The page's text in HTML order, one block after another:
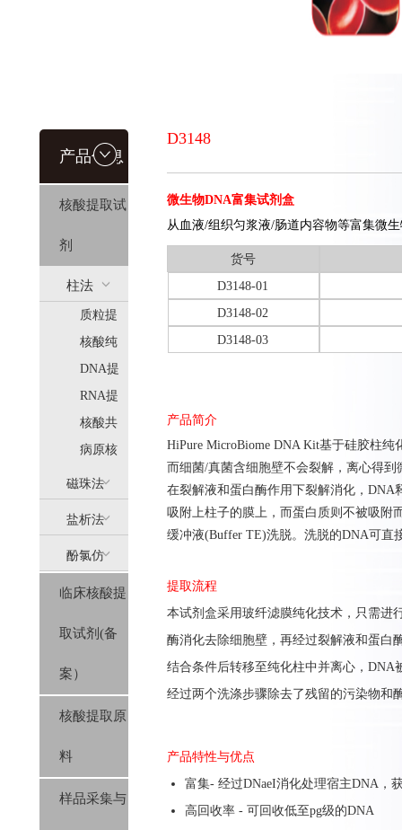
产品信息
核酸提取试
剂
柱法
质粒提
取
核酸纯
化
DNA提
取
RNA提
取
核酸共
提
(AllPure)
病原核
酸提取
磁珠法
(MagPure)
盐析法
(SolPure)
酚氯仿
(Trizol系
列）
临床核酸提
取试剂(备
案）
核酸提取原
料
样品采集与
D3148
微生物DNA富集试剂盒
从血液/组织匀浆液/肠道内容物等富集微
货号
D3148-01
D3148-02
D3148-03
产品简介
HiPure MicroBiome DNA Kit基于硅胶柱
而细菌/真菌含细胞壁不会裂解，离心得
在裂解液和蛋白酶作用下裂解消化，
吸附上柱子的膜上，而蛋白质则不被吸附
缓冲液(Buffer TE)洗脱。洗脱的DNA可直
提取流程
本试剂盒采用玻纤滤膜纯化技术，只需进
酶消化去除细胞壁，再经过裂解液和蛋白
结合条件后转移至纯化柱中并离心， DNA
经过两个洗涤步骤除去了残留的污染物和
产品特性与优点
富集- 经过DNaeI消化处理宿主DNA，
高回收率 - 可回收低至pg级的DNA